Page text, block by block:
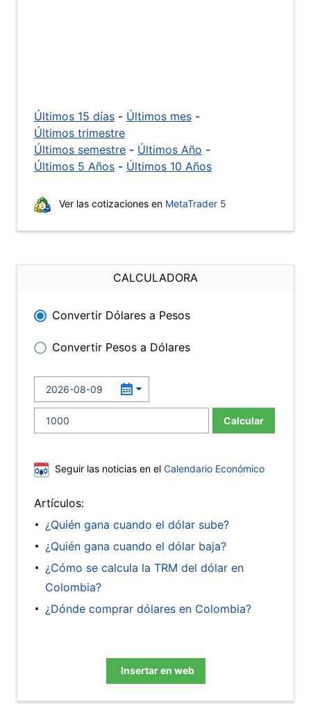
Últimos 15 días - Últimos mes -
Últimos trimestre
Últimos semestre - Últimos Año -
Últimos 5 Años - Últimos 10 Años
Ver las cotizaciones en MetaTrader 5
CALCULADORA
Convertir Dólares a Pesos
Convertir Pesos a Dólares
Calcular
Seguir las noticias en el Calendario Económico
Artículos:
¿Quién gana cuando el dólar sube?
¿Quién gana cuando el dólar baja?
¿Cómo se calcula la TRM del dólar en
Colombia?
¿Dónde comprar dólares en Colombia?
Insertar en web